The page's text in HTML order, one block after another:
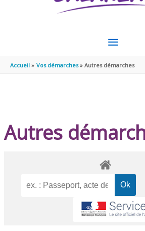
MENU
Accueil Vos démarches Autres démarches
Autres